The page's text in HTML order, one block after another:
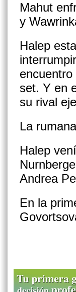
Mahut
y
Halep
set. Y en
su rival
La
Halep
Andrea
En la